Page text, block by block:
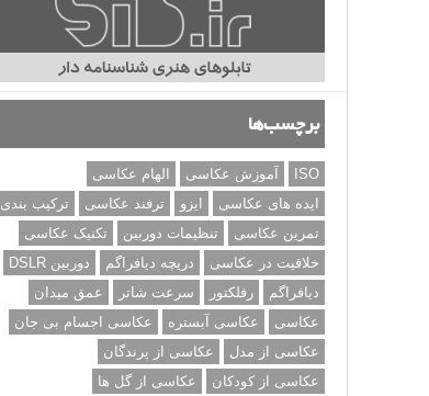
برچسب‌ها
ISO آموزش عکاسی
الهام عکاسی
ایده های عکاسی
ایزو ترفند عکاسی
ترکیب بندی
تمرین عکاسی
تنظیمات دوربین
تکنیک عکاسی
خلاقیت در عکاسی
دریچه دیافراگم
دوربین DSLR
دیافراگم
رفلکتور سرعت شاتر
عمق میدان
عکاسی
عکاسی آبستره
عکاسی اجسام بی جان
عکاسی از مدل
عکاسی از پرندگان
عکاسی از کودکان
عکاسی از گل ها